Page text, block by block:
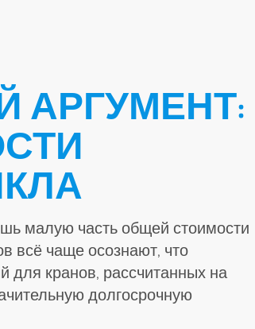
АРГУМЕНТ:
малую часть общей стоимости
всё чаще осознают, что
для кранов, рассчитанных на
долгосрочную